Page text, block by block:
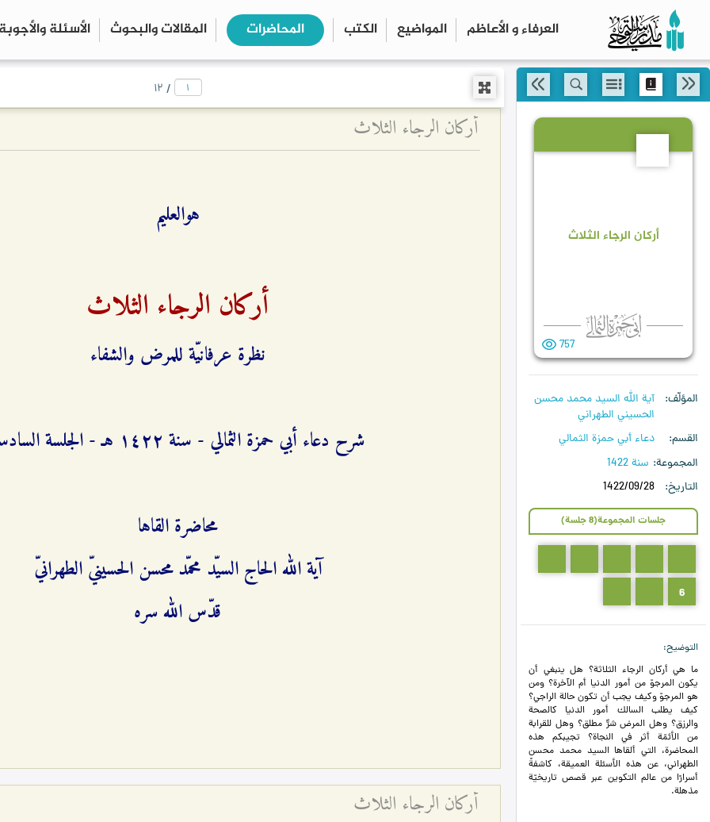
العرفاء و الأعاظم المواضیع الكتب المحاضرات المقالات والبحوث الأسئلة search
close
أركان الرجاء الثلاث
757
المؤلّف
آية الله السيد محمد محسن
الحسيني الطهراني
القسم
دعاء أبي حمزة الثمالي
المجموعة سنة 1422
التاريخ
1422/09/28
جلسات المجموعة(8 جلسة)
6
التوضيح
ما هي أركان الرجاء الثلاثة؟ هل ينبغي أن
يكون المرجوّ من أمور الدنيا أم الآخرة؟ ومن
هو المرجوّ وكيف يجب أن تكون حالة الراجي؟
كيف يطلب السالك أمور الدنيا كالصحة
والرزق؟ وهل المرض شرٌّ مطلق؟ وهل للقرابة
من الأئمّة أثر في النجاة؟ تجيبكم هذه
المحاضرة، التي ألقاها السيد محمد محسن
الطهراني، عن هذه الأسئلة العميقة، كاشفةً
أسرارًا من عالم التكوين عبر قصص تاريخيّة
مذهلة.
/ ۱۲
أركان الرجاء الثلاث
هوالعليم
أركان الرجاء الثلاث
نظرة عرفانيّة للمرض والشفاء
شرح دعاء أبي حمزة الثمالي - سنة ۱٤٢٢ هـ - الجلسة السادسة
محاضرة القاها
آية الله الحاج السيّد محمّد محسن الحسينيّ الطهرانيّ
قدّس الله سره
أركان الرجاء الثلاث